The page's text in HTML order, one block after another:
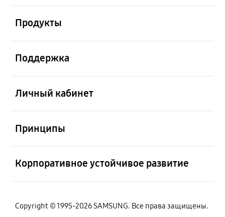
Продукты
Поддержка
Личный кабинет
Принципы
Корпоративное устойчивое развитие
Copyright © 1995-2026 SAMSUNG. Все права защищены.